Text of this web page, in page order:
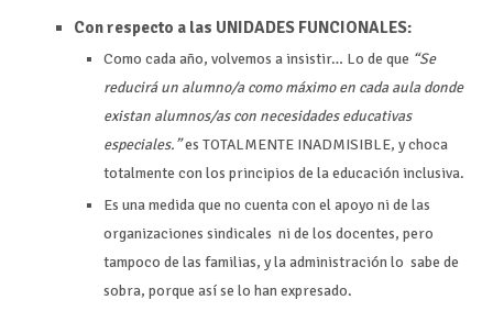
Con respecto a las UNIDADES FUNCIONALES:
Como cada año, volvemos a insistir… Lo de que “Se
reducirá un alumno/a como máximo en cada aula donde
existan alumnos/as con necesidades educativas
especiales.”es TOTALMENTE INADMISIBLE, y choca
totalmente con los principios de la educación inclusiva.
Es una medida que no cuenta con el apoyo ni de las
organizaciones sindicales ni de los docentes, pero
tampoco de las familias, y la administración lo sabe de
sobra, porque así se lo han expresado.